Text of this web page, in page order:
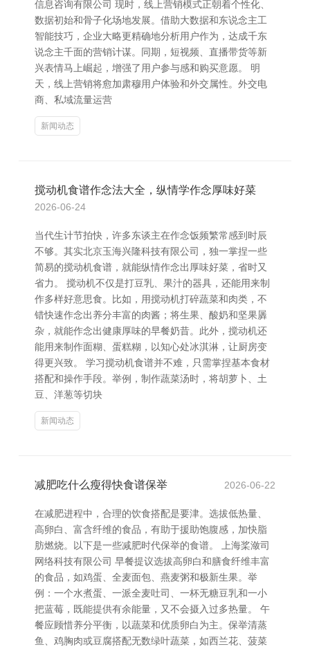
信息咨询有限公司 现时，线上营销模式正朝着个性化、
数据初始和骨子化场地发展。借助大数据和东说念主工
智能技巧，企业大略更精确地分析用户作为，达成千东
说念主千面的营销计谋。同期，短视频、直播带货等新
兴表情马上崛起，增强了用户参与感和购买意愿。 明
天，线上营销将愈加肃穆用户体验和外交属性。外交电
商、私域流量运营
新闻动态
搅动机食谱作念法大全，纵情学作念厚味好菜
2026-06-24
当代生计节拍快，许多东谈主在作念饭频繁常感到时辰
不够。其实北京玉海兴隆科技有限公司，独一掌捏一些
简易的搅动机食谱，就能纵情作念出厚味好菜，省时又
省力。 搅动机不仅是打豆乳、果汁的器具，还能用来制
作多样好意思食。比如，用搅动机打碎蔬菜和肉类，不
错快速作念出养分丰富的肉酱；将生果、酸奶和坚果羼
杂，就能作念出健康厚味的早餐奶昔。此外，搅动机还
能用来制作面糊、蛋糕糊，以知心处冰淇淋，让厨房变
得更兴致。 学习搅动机食谱并不难，只需掌捏基本食材
搭配和操作手段。举例，制作蔬菜汤时，将胡萝卜、土
豆、洋葱等切块
新闻动态
减肥吃什么瘦得快食谱保举 2026-06-22
在减肥进程中，合理的饮食搭配是要津。选拔低热量、
高卵白、富含纤维的食品，有助于援助饱腹感，加快脂
肪燃烧。以下是一些减肥时代保举的食谱。 上海桨潋司
网络科技有限公司 早餐提议选拔高卵白和膳食纤维丰富
的食品，如鸡蛋、全麦面包、燕麦粥和极新生果。举
例：一个水煮蛋、一派全麦吐司、一杯无糖豆乳和一小
把蓝莓，既能提供有余能量，又不会摄入过多热量。 午
餐应顾惜养分平衡，以蔬菜和优质卵白为主。保举清蒸
鱼、鸡胸肉或豆腐搭配无数绿叶蔬菜，如西兰花、菠菜